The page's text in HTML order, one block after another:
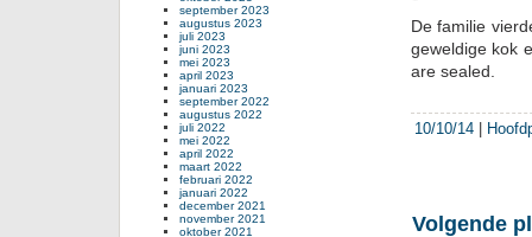
De familie
geweldige kok
are sealed.
10/10/14
Volgende
september 2023
augustus 2023
juli 2023
juni 2023
mei 2023
april 2023
januari 2023
september 2022
augustus 2022
juli 2022
mei 2022
april 2022
maart 2022
februari 2022
januari 2022
december 2021
november 2021
oktober 2021